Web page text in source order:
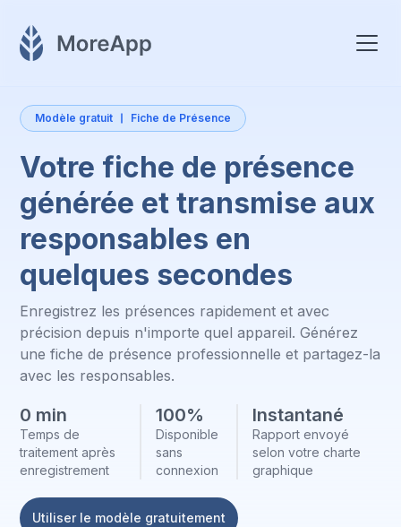
Modèle gratuit Fiche de Présence
Votre fiche de présence
générée et transmise aux
responsables en
quelques secondes
Enregistrez les présences rapidement et avec
précision depuis n'importe quel appareil. Générez
une fiche de présence professionnelle et partagez-la
avec les responsables.
0 min
Temps de
traitement après
enregistrement
100%
Disponible
sans
connexion
Instantané
Rapport envoyé
selon votre charte
graphique
Utiliser le modèle gratuitement